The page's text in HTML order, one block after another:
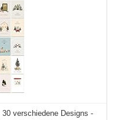
verschiedene Designs -